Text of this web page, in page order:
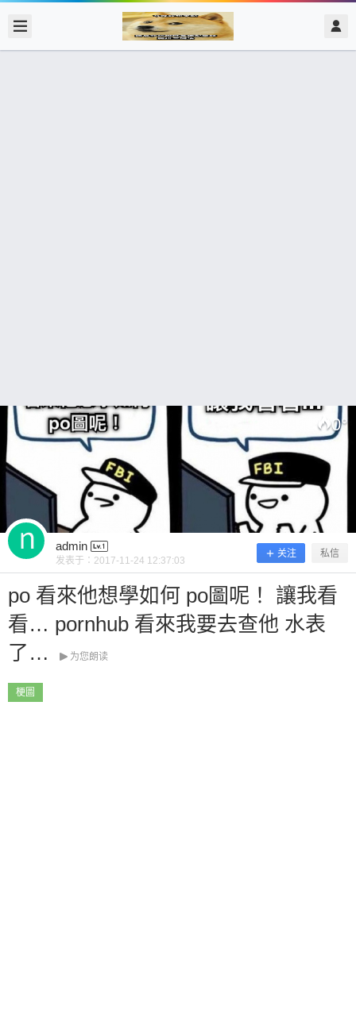
0°
admin
发表于： 2017-11-24 12:37:03
关注 私信
po 看來他想學如何 po圖呢！ 讓我看
看… pornhub 看來我要去查他 水表
了…
为您朗读
梗圖
admin @ 梗圖大全 MEME NOW 2017/11/24
扫描二维码继续阅读